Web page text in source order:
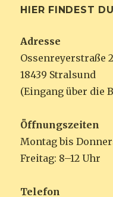
HIER FINDEST
Adresse
Ossenreyerstraße
18439 Stralsund
(Eingang über die
Öffnungszeiten
Montag bis
Freitag: 8–12 Uhr
Telefon